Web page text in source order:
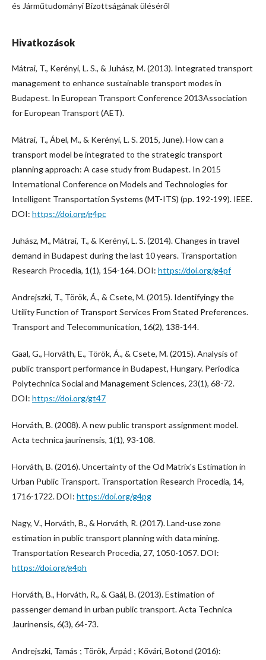
és Járműtudományi Bizottságának üléséről
Hivatkozások
Mátrai, T., Kerényi, L. S., & Juhász, M. (2013). Integrated transport
management to enhance sustainable transport modes in
Budapest. In European Transport Conference 2013Association
for European Transport (AET).
Mátrai, T., Ábel, M., & Kerényi, L. S. 2015, June). How can a
transport model be integrated to the strategic transport
planning approach: A case study from Budapest. In 2015
International Conference on Models and Technologies for
Intelligent Transportation Systems (MT-ITS) (pp. 192-199). IEEE.
DOI: https://doi.org/g4pc
Juhász, M., Mátrai, T., & Kerényi, L. S. (2014). Changes in travel
demand in Budapest during the last 10 years. Transportation
Research Procedia, 1(1), 154-164. DOI: https://doi.org/g4pf
Andrejszki, T., Török, Á., & Csete, M. (2015). Identifyingy the
Utility Function of Transport Services From Stated Preferences.
Transport and Telecommunication, 16(2), 138-144.
Gaal, G., Horváth, E., Török, Á., & Csete, M. (2015). Analysis of
public transport performance in Budapest, Hungary. Periodica
Polytechnica Social and Management Sciences, 23(1), 68-72.
DOI: https://doi.org/gt47
Horváth, B. (2008). A new public transport assignment model.
Acta technica jaurinensis, 1(1), 93-108.
Horváth, B. (2016). Uncertainty of the Od Matrix's Estimation in
Urban Public Transport. Transportation Research Procedia, 14,
1716-1722. DOI: https://doi.org/g4pg
Nagy, V., Horváth, B., & Horváth, R. (2017). Land-use zone
estimation in public transport planning with data mining.
Transportation Research Procedia, 27, 1050-1057. DOI:
https://doi.org/g4ph
Horváth, B., Horváth, R., & Gaál, B. (2013). Estimation of
passenger demand in urban public transport. Acta Technica
Jaurinensis, 6(3), 64-73.
Andrejszki, Tamás ; Török, Árpád ; Kővári, Botond (2016):